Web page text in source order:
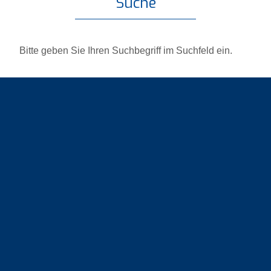
Bitte geben Sie Ihren Suchbegriff im Suchfeld ein.